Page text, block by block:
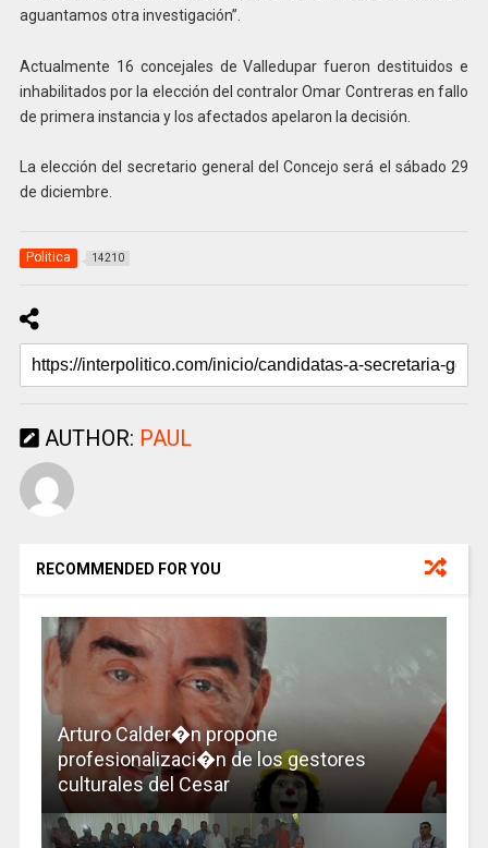
aguantamos otra investigación”.
Actualmente 16 concejales de Valledupar fueron destituidos e
inhabilitados por la elección del contralor Omar Contreras en fallo
de primera instancia y los afectados apelaron la decisión.
La elección del secretario general del Concejo será el sábado 29
de diciembre.
Politica 14210
AUTHOR: PAUL
RECOMMENDED FOR YOU
Arturo Calder�n propone
profesionalizaci�n de los gestores
culturales del Cesar